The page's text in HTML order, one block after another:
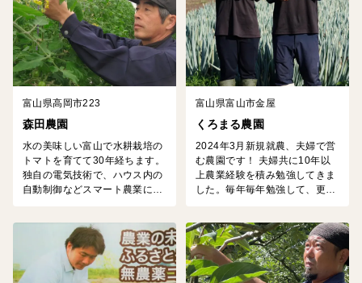
ださいませ。
富山県高岡市223
森田農園
水の美味しい富山で水耕栽培の
トマトを育てて30年経ちます。
独自の電気技術で、ハウス内の
自動制御などスマート農業に取
マトは地元の方に親しまれてい
ます。またハウス内はトマトの
糖度を高くすると言われている
モーツァルトの音楽を流してい
富山県富山市金屋
くろまる農園
2024年3月新規就農、夫婦で営
む農園です！ 夫婦共に10年以
上農業経験を積み勉強してきま
した。毎年毎年勉強して、更な
願いします！